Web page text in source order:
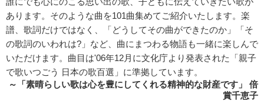
あります。そのような曲を101曲集めてご紹介いたします。楽
譜、歌詞だけではなく、「どうしてその曲ができたのか」「そ
の歌詞のいわれは?」など、曲にまつわる物語も一緒に楽しんで
いただけます。曲目は'06年12月に文化庁より発表された「親子
で歌いつごう 日本の歌百選」に準拠しています。
～「素晴らしい歌は心を豊にしてくれる精神的な財産です」 倍
賞千恵子